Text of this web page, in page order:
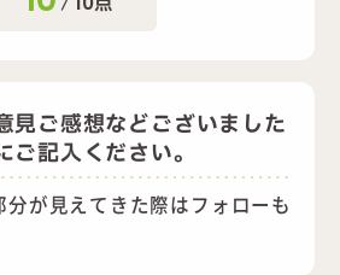
見ご感想などございました
ご記入ください。
が見えてきた際はフォローも